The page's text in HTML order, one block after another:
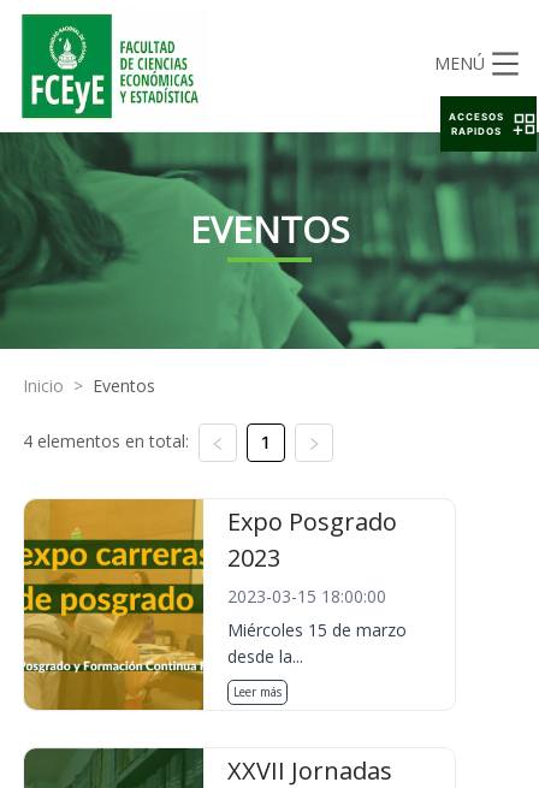
MENÚ
EVENTOS
Inicio > Eventos
4 elementos en total: 1
Expo Posgrado
2023
2023-03-15 18:00:00
Miércoles 15 de marzo
desde la...
Leer más
XXVII Jornadas
ACCESOS
RAPIDOS